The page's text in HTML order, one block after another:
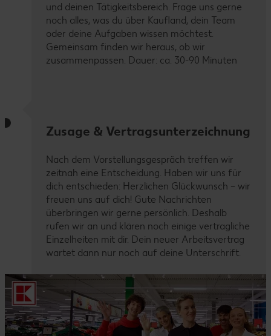
und deinen Tätigkeitsbereich. Frage uns gerne
noch alles, was du über Kaufland, dein Team
oder deine Aufgaben wissen möchtest.
Gemeinsam finden wir heraus, ob wir
zusammenpassen. Dauer: ca. 30-90 Minuten
Zusage & Vertragsunterzeichnung
Nach dem Vorstellungsgespräch treffen wir
zeitnah eine Entscheidung. Haben wir uns für
dich entschieden: Herzlichen Glückwunsch – wir
freuen uns auf dich! Gute Nachrichten
überbringen wir gerne persönlich. Deshalb
rufen wir an und klären noch einige vertragliche
Einzelheiten mit dir. Dein neuer Arbeitsvertrag
wartet dann nur noch auf deine Unterschrift.